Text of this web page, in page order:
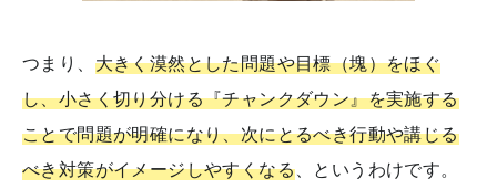
つまり、 大きく漠然とした問題や目標（塊）をほぐ
し、小さく切り分ける『チャンクダウン』を実施する
ことで問題が明確になり、次にとるべき行動や講じる
べき対策がイメージしやすくなる 、というわけです。